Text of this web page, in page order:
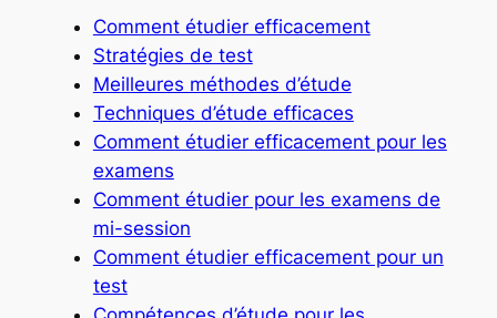
Comment étudier efficacement
Stratégies de test
Meilleures méthodes d’étude
Techniques d’étude efficaces
Comment étudier efficacement pour les
examens
Comment étudier pour les examens de
mi-session
Comment étudier efficacement pour un
test